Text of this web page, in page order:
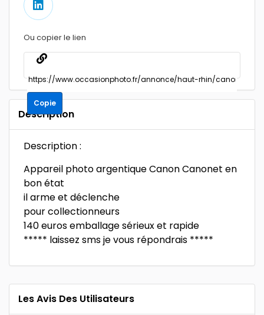
Ou copier le lien
Copie
Description
Description :
Appareil photo argentique Canon Canonet en
bon état
il arme et déclenche
pour collectionneurs
140 euros emballage sérieux et rapide
***** laissez sms je vous répondrais *****
Les Avis Des Utilisateurs